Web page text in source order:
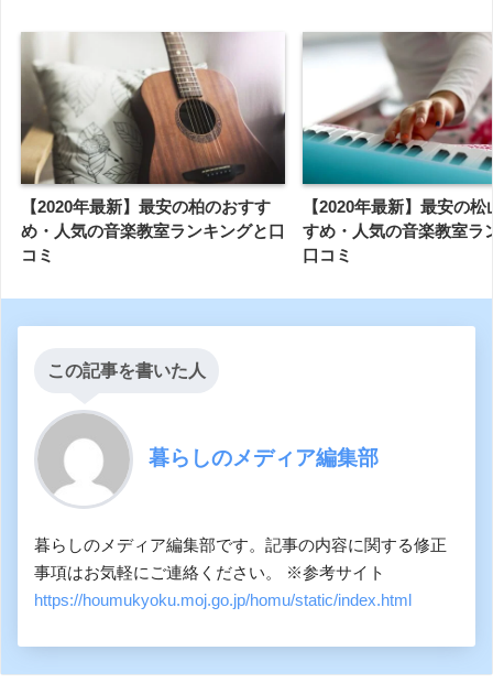
【2020年最新】最安の柏のおすす
め・人気の音楽教室ランキングと口
コミ
【2020年最新】最安の
すめ・人気の音楽教室ラ
口コミ
この記事を書いた人
暮らしのメディア編集部
暮らしのメディア編集部です。記事の内容に関する修正
事項はお気軽にご連絡ください。 ※参考サイト
https://houmukyoku.moj.go.jp/homu/static/index.html